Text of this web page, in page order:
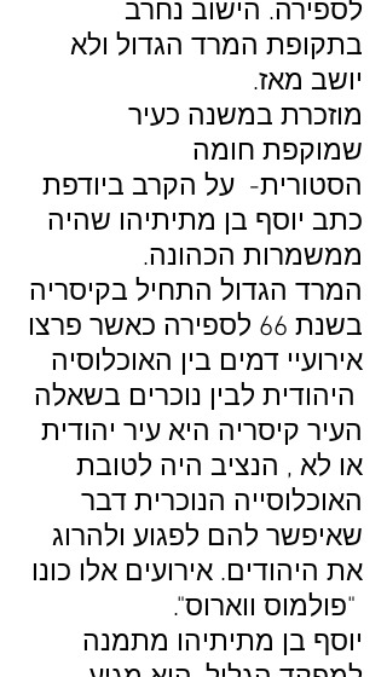
לספירה. הישוב נחרב
בתקופת המרד הגדול ולא
יושב מאז.
מוזכרת במשנה כעיר
שמוקפת חומה
הסטורית- על הקרב ביודפת
כתב יוסף בן מתיתיהו שהיה
ממשמרות הכהונה.
המרד הגדול התחיל בקיסריה
בשנת 66 לספירה כאשר פרצו
אירועיי דמים בין האוכלוסיה
היהודית לבין נוכרים בשאלה
העיר קיסריה היא עיר יהודית
או לא , הנציב היה לטובת
האוכלוסייה הנוכרית דבר
שאיפשר להם לפגוע ולהרוג
את היהודים. אירועים אלו כונו
"פולמוס ווארוס".
יוסף בן מתיתיהו מתמנה